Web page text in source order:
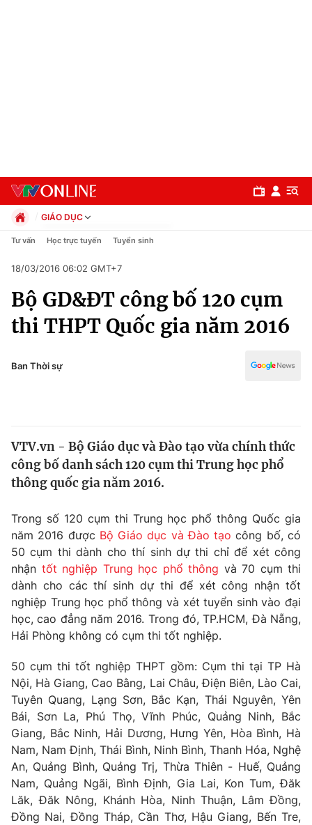
Chuyên mục
Chính trị
Thế giới
Thế giới đó đây
Câu chuyện quốc tế
Kinh tế
Tài chính
Thị trường
Góc doanh nghiệp
Dữ liệu và đời sống
Truyền hình
Phim VTV
Nhân vật
Khán giả
Giải sao mai
Giải trí
Điện ảnh
Âm nhạc
Sao
Đời sống
Du lịch
Làm đẹp
Chất lượng cuộc sống
Giáo dục
Tuyển sinh
Học trực tuyến
Công nghệ
Hitech Công nghệ tương lai
Sản phẩm
Giao lưu trực tuyến
GIÁO DỤC
Chính trị
Pháp luật
Kinh tế
Thể thao
Truyền hình
Y tế
Tư vấn Học trực tuyến Tuyển sinh
18/03/2016 06:02 GMT+7
Bộ GD&ĐT công bố 120 cụm
thi THPT Quốc gia năm 2016
Ban Thời sự
VTV.vn - Bộ Giáo dục và Đào tạo vừa chính thức
công bố danh sách 120 cụm thi Trung học phổ
thông quốc gia năm 2016.
Trong số 120 cụm thi Trung học phổ thông Quốc gia
năm 2016 được Bộ Giáo dục và Đào tạo công bố, có
50 cụm thi dành cho thí sinh dự thi chỉ để xét công
nhận tốt nghiệp Trung học phổ thông và 70 cụm thi
dành cho các thí sinh dự thi để xét công nhận tốt
nghiệp Trung học phổ thông và xét tuyển sinh vào đại
học, cao đẳng năm 2016. Trong đó, TP.HCM, Đà Nẵng,
Hải Phòng không có cụm thi tốt nghiệp.
50 cụm thi tốt nghiệp THPT gồm: Cụm thi tại TP Hà
Nội, Hà Giang, Cao Bằng, Lai Châu, Điện Biên, Lào Cai,
Tuyên Quang, Lạng Sơn, Bắc Kạn, Thái Nguyên, Yên
Bái, Sơn La, Phú Thọ, Vĩnh Phúc, Quảng Ninh, Bắc
Giang, Bắc Ninh, Hải Dương, Hưng Yên, Hòa Bình, Hà
Nam, Nam Định, Thái Bình, Ninh Bình, Thanh Hóa, Nghệ
An, Quảng Bình, Quảng Trị, Thừa Thiên - Huế, Quảng
Nam, Quảng Ngãi, Bình Định, Gia Lai, Kon Tum, Đăk
Lăk, Đăk Nông, Khánh Hòa, Ninh Thuận, Lâm Đồng,
Đồng Nai, Đồng Tháp, Cần Thơ, Hậu Giang, Bến Tre,